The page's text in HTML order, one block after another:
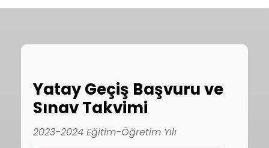
Yatay Geçiş Başvuru ve
Sınav Takvimi
2023-2024 Eğitim-Öğretim Yılı